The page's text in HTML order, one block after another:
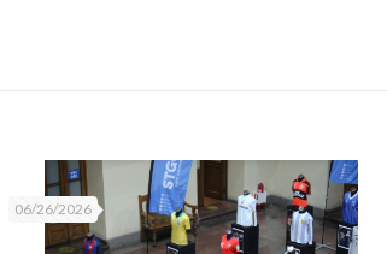
06/26/2026